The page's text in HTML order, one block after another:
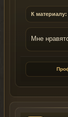
К материалу:
Мне